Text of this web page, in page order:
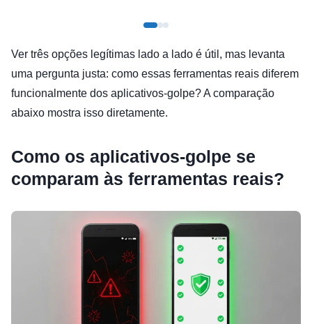
Ver três opções legítimas lado a lado é útil, mas levanta
uma pergunta justa: como essas ferramentas reais diferem
funcionalmente dos aplicativos-golpe? A comparação
abaixo mostra isso diretamente.
Como os aplicativos-golpe se
comparam às ferramentas reais?